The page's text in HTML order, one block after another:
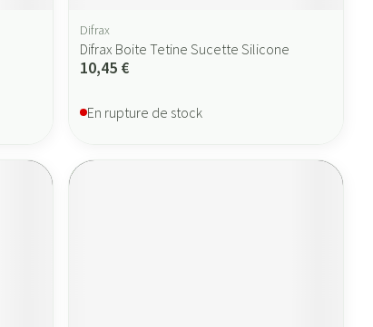
Difrax
Difrax Boite Tetine Sucette Silicone
10,45 €
En rupture de stock